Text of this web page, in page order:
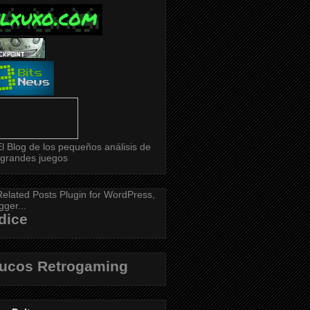
Retrogaming